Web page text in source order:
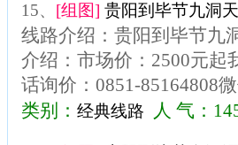
15、 [组图] 贵阳到毕节九洞
线路介绍：贵阳到毕节九
介绍：市场价：2500元起
话询价：0851-85164808
类别： 经典线路 人 气：